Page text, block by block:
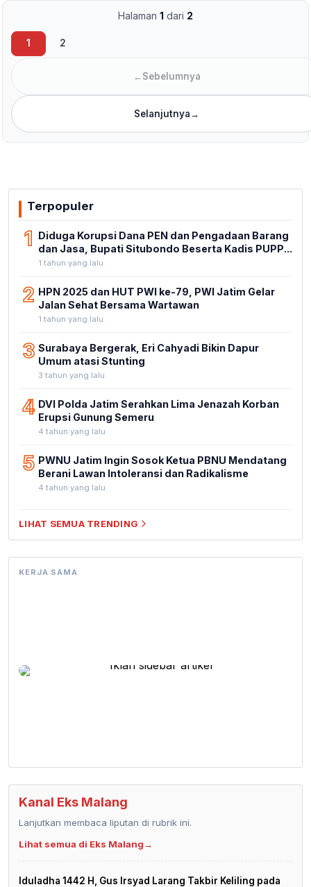
Halaman 1 dari 2
←Sebelumnya
1 2
Selanjutnya→
Terpopuler
1 Diduga Korupsi Dana PEN dan Pengadaan Barang
dan Jasa, Bupati Situbondo Beserta Kadis PUPP...
1 tahun yang lalu
2 HPN 2025 dan HUT PWI ke-79, PWI Jatim Gelar
Jalan Sehat Bersama Wartawan
1 tahun yang lalu
3 Surabaya Bergerak, Eri Cahyadi Bikin Dapur
Umum atasi Stunting
3 tahun yang lalu
4 DVI Polda Jatim Serahkan Lima Jenazah Korban
Erupsi Gunung Semeru
4 tahun yang lalu
5 PWNU Jatim Ingin Sosok Ketua PBNU Mendatang
Berani Lawan Intoleransi dan Radikalisme
4 tahun yang lalu
LIHAT SEMUA TRENDING
KERJA SAMA
Kanal Eks Malang
Lanjutkan membaca liputan di rubrik ini.
Lihat semua di Eks Malang→
Iduladha 1442 H, Gus Irsyad Larang Takbir Keliling pada